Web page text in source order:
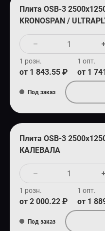
Плита OSB-3
KRONOSPAN /
1 розн.
от 1 843.55 ₽
1 опт.
от 1
Под заказ
Плита OSB-3
КАЛЕВАЛА
1 розн.
от 2 000.22 ₽
1 опт.
от 1
Под заказ